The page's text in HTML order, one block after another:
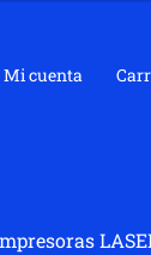
Mi cuenta